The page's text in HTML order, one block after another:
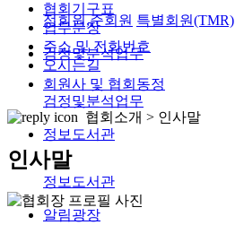
정회원,준회원 특별회원(TMR)
검정및분석업무
검정및분석업무
정보도서관
정보도서관
알림광장
협회기구표
업무분장
주소 및 전화번호
오시는길
회원사 및 협회동정
협회소개 > 인사말
인사말